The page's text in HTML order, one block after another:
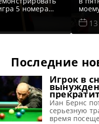
5 номера
для победы
за последние
отражает
в
Последние
Игрок в
Иан Бернс
серьезную
время